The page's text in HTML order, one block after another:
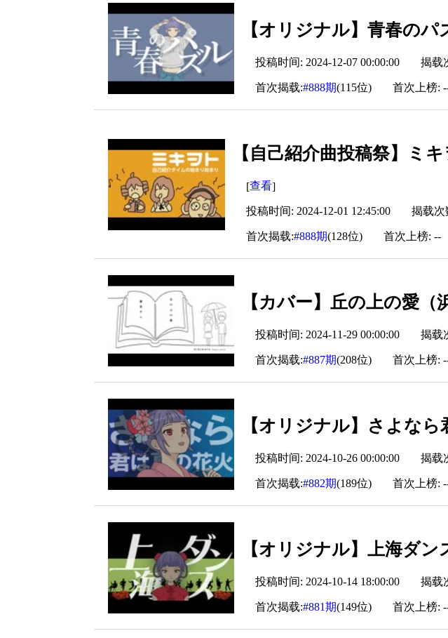
【オリジナル】青春の
投稿时间: 2024-12-07 00:00:00 揭载
首次揭载:#888期(115位) 首次上榜:
【自己紹介曲投稿祭】ミ
[查看]
投稿时间: 2024-12-01 12:45:00 揭载次
首次揭载:#888期(128位) 首次上榜: --
【カバー】丘の上の愛（
投稿时间: 2024-11-29 00:00:00 揭载
首次揭载:#887期(208位) 首次上榜:
【オリジナル】さよな
投稿时间: 2024-10-26 00:00:00 揭载
首次揭载:#882期(189位) 首次上榜:
【オリジナル】上海ダ
投稿时间: 2024-10-14 18:00:00 揭载
首次揭载:#881期(149位) 首次上榜: